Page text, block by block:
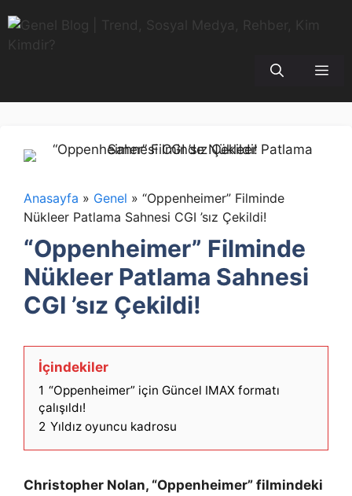
atla
Anasayfa » Genel » “Oppenheimer” Filminde
Nükleer Patlama Sahnesi CGI ’sız Çekildi!
“Oppenheimer” Filminde
Nükleer Patlama Sahnesi
CGI ’sız Çekildi!
İçindekiler
1 “Oppenheimer” için Güncel IMAX formatı
çalışıldı!
2 Yıldız oyuncu kadrosu
Christopher Nolan, “Oppenheimer” filmindeki